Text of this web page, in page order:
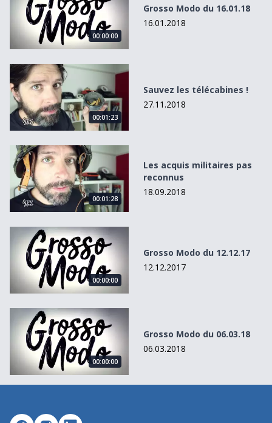
00:00:00
Grosso Modo du 16.01.18
16.01.2018
Sauvez les télécabines !
00:01:23
Sauvez les télécabines !
27.11.2018
Les acquis militaires pas reconnus
00:01:28
Les acquis militaires pas
reconnus
18.09.2018
Grosso Modo du 12.12.17
00:00:00
Grosso Modo du 12.12.17
12.12.2017
Grosso Modo du 06.03.18
00:00:00
Grosso Modo du 06.03.18
06.03.2018